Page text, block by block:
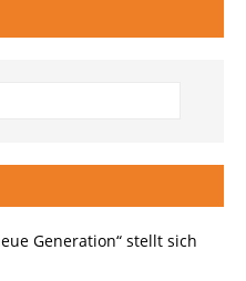
Generation“ stellt sich